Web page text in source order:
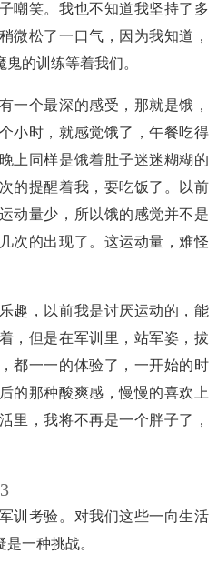
嘲笑。我也不知道我坚持了多
微松了一口气，因为我知道，
的训练等着我们。
一个最深的感受，那就是饿，
小时，就感觉饿了，午餐吃得
上同样是饿着肚子迷迷糊糊的
的提醒着我，要吃饭了。以前
动量少，所以饿的感觉并不是
次的出现了。这运动量，难怪
趣，以前我是讨厌运动的，能
，但是在军训里，站军姿，拔
都一一的体验了，一开始的时
的那种酸爽感，慢慢的喜欢上
里，我将不再是一个胖子了，
训考验。对我们这些一向生活
一种挑战。